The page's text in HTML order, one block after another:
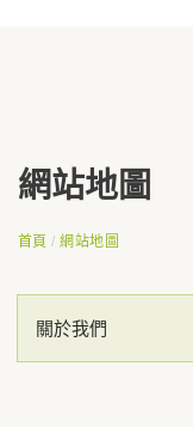
網站地圖
首頁/ 網站地圖
關於我們